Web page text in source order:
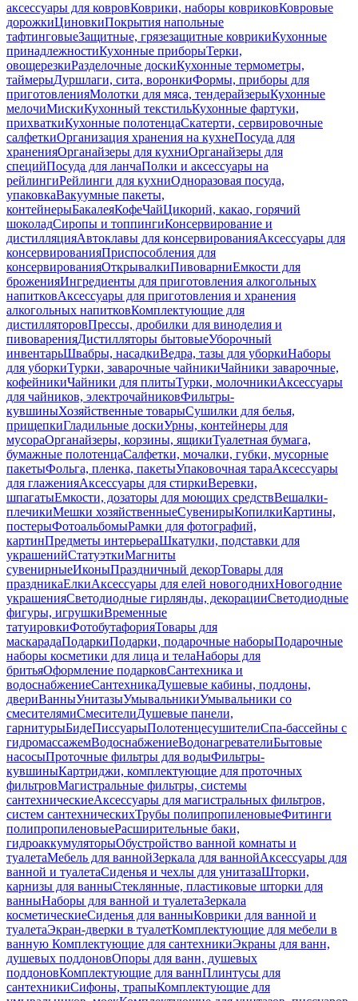
аксессуары для ковровКоврики, наборы ковриковКовровые
дорожкиЦиновкиПокрытия напольные
тафтинговыеЗащитные, грязезащитные коврикиКухонные
принадлежностиКухонные приборыТерки,
овощерезкиРазделочные доскиКухонные термометры,
таймерыДуршлаги, сита, воронкиФормы, приборы для
приготовленияМолотки для мяса, тендерайзерыКухонные
мелочиМискиКухонный текстильКухонные фартуки,
прихваткиКухонные полотенцаСкатерти, сервировочные
салфеткиОрганизация хранения на кухнеПосуда для
храненияОрганайзеры для кухниОрганайзеры для
специйПосуда для ланчаПолки и аксессуары на
рейлингиРейлинги для кухниОдноразовая посуда,
упаковкаВакуумные пакеты,
контейнерыБакалеяКофеЧайЦикорий, какао, горячий
шоколадСиропы и топпингиКонсервирование и
дистилляцияАвтоклавы для консервированияАксессуары для
консервированияПриспособления для
консервированияОткрывалкиПивоварниЕмкости для
броженияИнгредиенты для приготовления алкогольных
напитковАксессуары для приготовления и хранения
алкогольных напитковКомплектующие для
дистилляторовПрессы, дробилки для виноделия и
пивоваренияДистилляторы бытовыеУборочный
инвентарьШвабры, насадкиВедра, тазы для уборкиНаборы
для уборкиТурки, заварочные чайникиЧайники заварочные,
кофейникиЧайники для плитыТурки, молочникиАксессуары
для чайников, электрочайниковФильтры-
кувшиныХозяйственные товарыСушилки для белья,
прищепкиГладильные доскиУрны, контейнеры для
мусораОрганайзеры, корзины, ящикиТуалетная бумага,
бумажные полотенцаСалфетки, мочалки, губки, мусорные
пакетыФольга, пленка, пакетыУпаковочная тараАксессуары
для глаженияАксессуары для стиркиВеревки,
шпагатыЕмкости, дозаторы для моющих средствВешалки-
плечикиМешки хозяйственныеСувенирыКопилкиКартины,
постерыФотоальбомыРамки для фотографий,
картинПредметы интерьераШкатулки, подставки для
украшенийСтатуэткиМагниты
сувенирныеИконыПраздничный декорТовары для
праздникаЕлкиАксессуары для елей новогоднихНовогодние
украшенияСветодиодные гирлянды, декорацииСветодиодные
фигуры, игрушкиВременные
татуировкиФотобутафорияТовары для
маскарадаПодаркиПодарки, подарочные наборыПодарочные
наборы косметики для лица и телаНаборы для
бритьяОформление подарковСантехника и
водоснабжениеСантехникаДушевые кабины, поддоны,
двериВанныУнитазыУмывальникиУмывальники со
смесителямиСмесителиДушевые панели,
гарнитурыБидеПиссуарыПолотенцесушителиСпа-бассейны с
гидромассажемВодоснабжениеВодонагревателиБытовые
насосыПроточные фильтры для водыФильтры-
кувшиныКартриджи, комплектующие для проточных
фильтровМагистральные фильтры, системы
сантехническиеАксессуары для магистральных фильтров,
систем сантехническихТрубы полипропиленовыеФитинги
полипропиленовыеРасширительные баки,
гидроаккумуляторыОбустройство ванной комнаты и
туалетаМебель для ваннойЗеркала для ваннойАксессуары для
ванной и туалетаСиденья и чехлы для унитазаШторки,
карнизы для ванныСтеклянные, пластиковые шторки для
ванныНаборы для ванной и туалетаЗеркала
косметическиеСиденья для ванныКоврики для ванной и
туалетаЭкран-дверки в туалетКомплектующие для мебели в
ванную Комплектующие для сантехникиЭкраны для ванн,
душевых поддоновОпоры для ванн, душевых
поддоновКомплектующие для ваннПлинтусы для
сантехникиСифоны, трапыКомплектующие для